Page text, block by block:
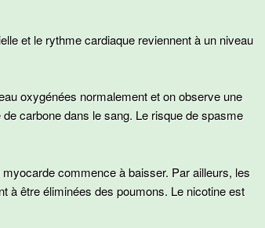
et le rythme cardiaque reviennent à un niveau
oxygénées normalement et on observe une
carbone dans le sang. Le risque de spasme
myocarde commence à baisser. Par ailleurs, les
à être éliminées des poumons. Le nicotine est